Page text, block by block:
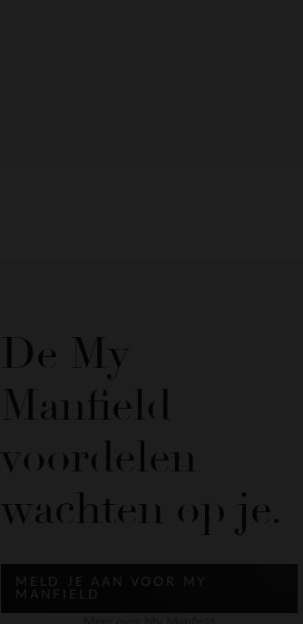
De My
Manfield
voordelen
wachten op je.
MELD JE AAN VOOR MY
MANFIELD